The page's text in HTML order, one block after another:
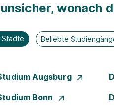
wonach
Städte Beliebte
Augsburg
Bonn